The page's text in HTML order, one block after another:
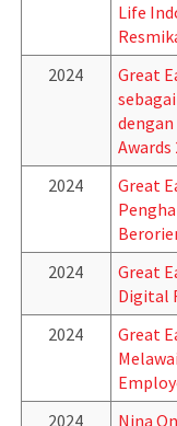
Life
2024
Great
Awards
2024
Great
2024
Great
Digital
2024
Great
2024
Nina